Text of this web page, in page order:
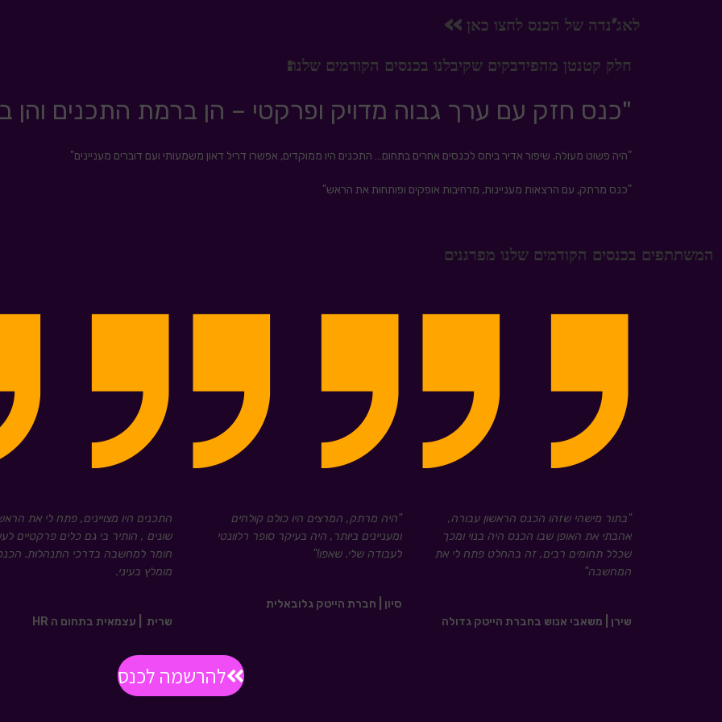
לאג'נדה של הכנס לחצו כאן >>
חלק קטנטן מהפידבקים שקיבלנו בכנסים הקודמים שלנו:
"כנס חזק עם ערך גבוה מדויק ופרקטי – הן ברמת התכנים והן
"היה פשוט מעולה. שיפור אדיר ביחס לכנסים אחרים בתחום… התכנים היו ממוקדים, אפשרו דריל דאון משמעותי ועם דוברים מעניינים"
"כנס מרתק, עם הרצאות מעניינות, מרחיבות אופקים ופותחות את הראש"
המשתתפים בכנסים הקודמים שלנו מפרגנים
"בתור מישהי שזהו הכנס הראשון עבורה,
אהבתי את האופן שבו הכנס היה בנוי ומכך
שכלל תחומים רבים, זה בהחלט פתח לי את
המחשבה"
שירן | משאבי אנוש בחברת הייטק גדולה
"היה מרתק, המרצים היו כולם קולחים
ומעניינים ביותר, היה בעיקר סופר רלוונטי
לעבודה שלי. שאפו!"
סיון | חברת הייטק גלובאלית
התכנים היו מצויינים, פתח לי את הראש
שונים , הותיר בי גם כלים פרקטיים
חומר למחשבה בדרכי התנהלות.
מומלץ בעיני.
שרית | עצמאית בתחום ה HR
להרשמה לכנס